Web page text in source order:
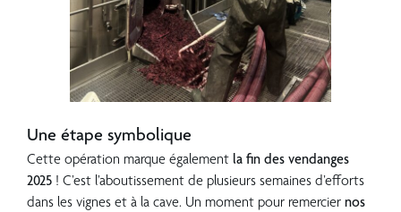
Une étape symbolique
Cette opération marque également la fin des vendanges
2025 ! C’est l’aboutissement de plusieurs semaines d’efforts
dans les vignes et à la cave. Un moment pour remercier nos